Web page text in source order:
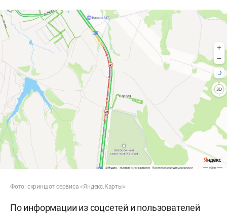
Фото: скриншот сервиса «Яндекс.Карты»
По информации из соцсетей и пользователей